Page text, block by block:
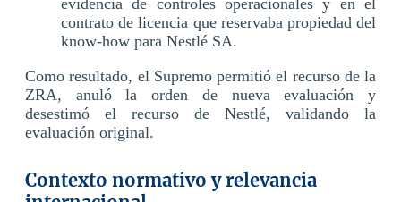
contrato de licencia que reservaba propiedad del
know-how para Nestlé SA.
Como resultado, el Supremo permitió el recurso de la
ZRA, anuló la orden de nueva evaluación y
desestimó el recurso de Nestlé, validando la
evaluación original.
Contexto normativo y relevancia